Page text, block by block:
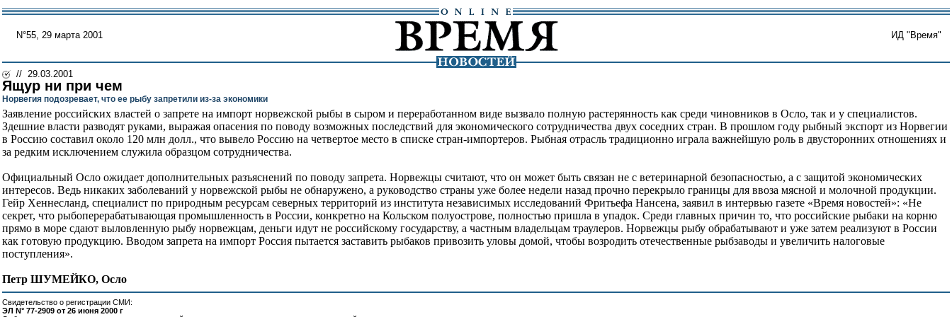
N°55, 29 марта 2001 ИД "Время"
// 29.03.2001
Ящур ни при чем
Норвегия подозревает, что ее рыбу запретили из-за экономики
Заявление российских властей о запрете на импорт норвежской рыбы в сыром и переработанном виде вызвало полную растерянность как среди чиновников в Осло, так и у специалистов.
Здешние власти разводят руками, выражая опасения по поводу возможных последствий для экономического сотрудничества двух соседних стран. В прошлом году рыбный экспорт из Норвегии
в Россию составил около 120 млн долл., что вывело Россию на четвертое место в списке стран-импортеров. Рыбная отрасль традиционно играла важнейшую роль в двусторонних отношениях и
за редким исключением служила образцом сотрудничества.
Официальный Осло ожидает дополнительных разъяснений по поводу запрета. Норвежцы считают, что он может быть связан не с ветеринарной безопасностью, а с защитой экономических
интересов. Ведь никаких заболеваний у норвежской рыбы не обнаружено, а руководство страны уже более недели назад прочно перекрыло границы для ввоза мясной и молочной продукции.
Гейр Хеннесланд, специалист по природным ресурсам северных территорий из института независимых исследований Фритьефа Нансена, заявил в интервью газете «Время новостей»: «Не
секрет, что рыбоперерабатывающая промышленность в России, конкретно на Кольском полуострове, полностью пришла в упадок. Среди главных причин то, что российские рыбаки на корню
прямо в море сдают выловленную рыбу норвежцам, деньги идут не российскому государству, а частным владельцам траулеров. Норвежцы рыбу обрабатывают и уже затем реализуют в России
как готовую продукцию. Вводом запрета на импорт Россия пытается заставить рыбаков привозить уловы домой, чтобы возродить отечественные рыбзаводы и увеличить налоговые
поступления».
Петр ШУМЕЙКО, Осло
Свидетельство о регистрации СМИ:
ЭЛ N° 77-2909 от 26 июня 2000 г